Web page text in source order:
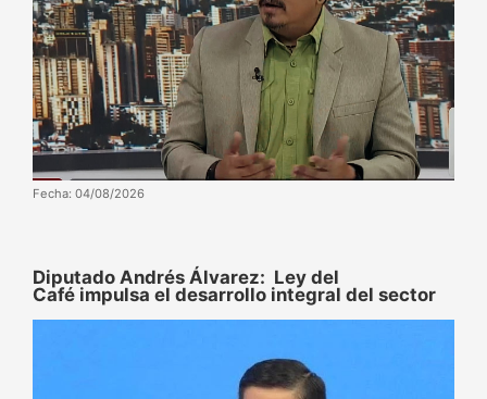
Fecha: 04/08/2026
Diputado Andrés Álvarez: Ley del
Café impulsa el desarrollo integral del sector